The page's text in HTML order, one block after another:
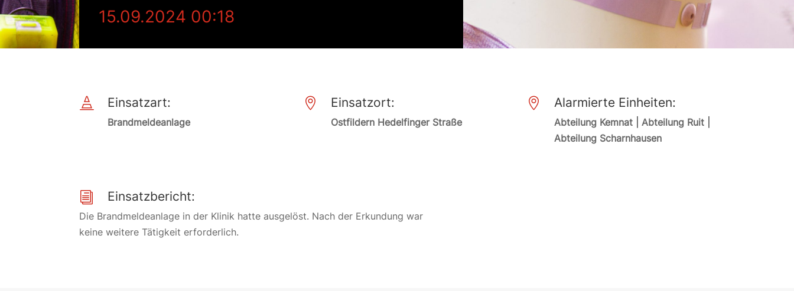
15.09.2024 00:18
 Einsatzart:
Brandmeldeanlage
 Einsatzort:
Ostfildern Hedelfinger Straße
 Alarmierte Einheiten:
Abteilung Kemnat | Abteilung Ruit |
Abteilung Scharnhausen
i Einsatzbericht:
Die Brandmeldeanlage in der Klinik hatte ausgelöst. Nach der Erkundung war
keine weitere Tätigkeit erforderlich.